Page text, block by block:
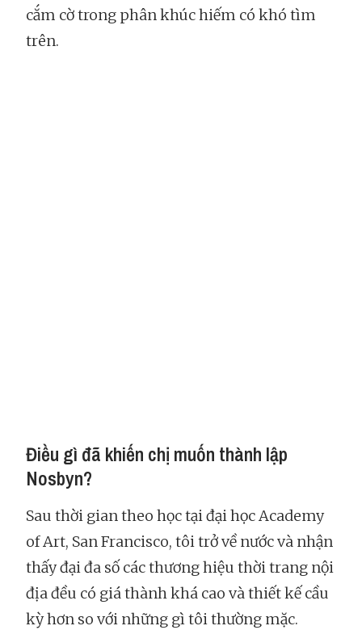
cắm cờ trong phân khúc hiếm có khó tìm
trên.
Điều gì đã khiến chị muốn thành lập
Nosbyn?
Sau thời gian theo học tại đại học Academy
of Art, San Francisco, tôi trở về nước và nhận
thấy đại đa số các thương hiệu thời trang nội
địa đều có giá thành khá cao và thiết kế cầu
kỳ hơn so với những gì tôi thường mặc.